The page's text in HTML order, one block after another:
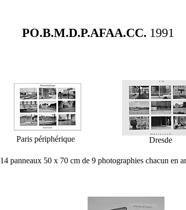
PO.B.M.D.P.AFAA.CC. 1991
Paris périphérique Dresde
14 panneaux 50 x 70 cm de 9 photographies chacun en